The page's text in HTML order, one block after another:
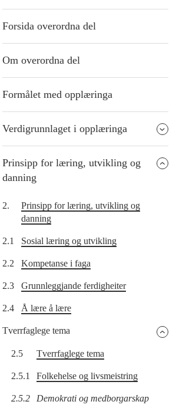
Forsida overordna del
Om overordna del
Formålet med opplæringa
Verdigrunnlaget i opplæringa
Prinsipp for læring, utvikling og
danning
2.
Prinsipp for læring, utvikling og
danning
2.1 Sosial læring og utvikling
2.2 Kompetanse i faga
2.3 Grunnleggjande ferdigheiter
2.4 Å lære å lære
Tverrfaglege tema
2.5 Tverrfaglege tema
2.5.1 Folkehelse og livsmeistring
2.5.2 Demokrati og medborgarskap